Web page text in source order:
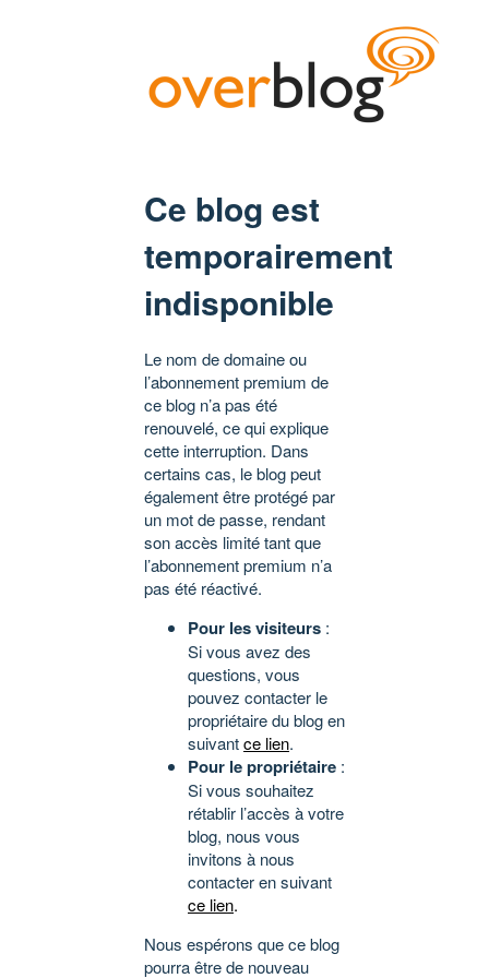
Ce blog est
temporairement
indisponible
Le nom de domaine ou
l’abonnement premium de
ce blog n’a pas été
renouvelé, ce qui explique
cette interruption. Dans
certains cas, le blog peut
également être protégé par
un mot de passe, rendant
son accès limité tant que
l’abonnement premium n’a
pas été réactivé.
Pour les visiteurs :
Si vous avez des
questions, vous
pouvez contacter le
propriétaire du blog en
suivantce lien.
Pour le propriétaire :
Si vous souhaitez
rétablir l’accès à votre
blog, nous vous
invitons à nous
contacter en suivant
ce lien.
Nous espérons que ce blog
pourra être de nouveau